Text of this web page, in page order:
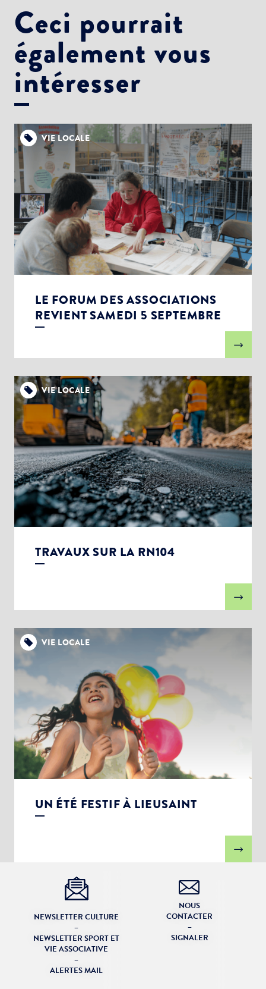
Ceci pourrait
également vous
intéresser
VIE LOCALE
LE FORUM DES ASSOCIATIONS
REVIENT SAMEDI 5 SEPTEMBRE
VIE LOCALE
TRAVAUX SUR LA RN104
VIE LOCALE
UN ÉTÉ FESTIF À LIEUSAINT
NEWSLETTER CULTURE
–
NEWSLETTER SPORT ET
VIE ASSOCIATIVE
–
ALERTES MAIL
NOUS
CONTACTER
–
SIGNALER
Choisissez votre abonnement :
Alertes Mail
Newsletter Culture